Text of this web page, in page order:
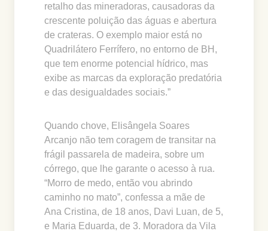
retalho das mineradoras, causadoras da
crescente poluição das águas e abertura
de crateras. O exemplo maior está no
Quadrilátero Ferrífero, no entorno de BH,
que tem enorme potencial hídrico, mas
exibe as marcas da exploração predatória
e das desigualdades sociais.”
Quando chove, Elisângela Soares
Arcanjo não tem coragem de transitar na
frágil passarela de madeira, sobre um
córrego, que lhe garante o acesso à rua.
“Morro de medo, então vou abrindo
caminho no mato”, confessa a mãe de
Ana Cristina, de 18 anos, Davi Luan, de 5,
e Maria Eduarda, de 3. Moradora da Vila